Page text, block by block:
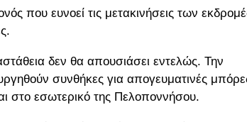
που ευνοεί τις μετακινήσεις των
δεν θα απουσιάσει εντελώς. Την
συνθήκες για απογευματινές
στο εσωτερικό της Πελοποννήσου.